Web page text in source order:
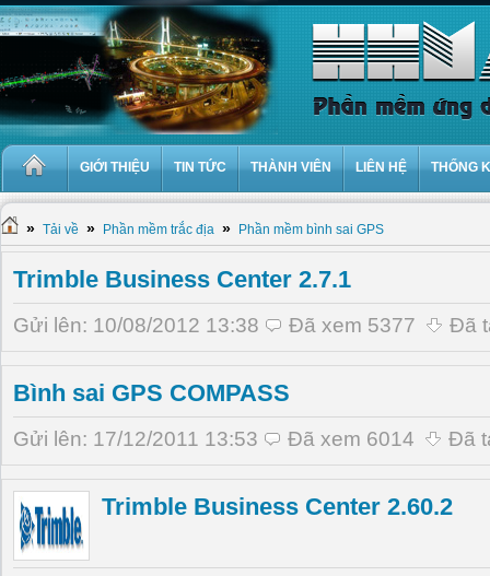
GIỚI THIỆU TIN TỨC THÀNH VIÊN LIÊN HỆ THỐNG
» Tải về » Phần mềm trắc địa » Phần mềm bình sai GPS
Trimble Business Center 2.7.1
Gửi lên: 10/08/2012 13:38 Đã xem 5377 Đã
Bình sai GPS COMPASS
Gửi lên: 17/12/2011 13:53 Đã xem 6014 Đã
Trimble Business Center 2.60.2